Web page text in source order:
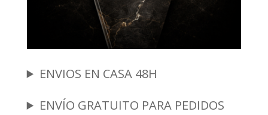
ENVIOS EN CASA 48H
ENVÍO GRATUITO PARA PEDIDOS